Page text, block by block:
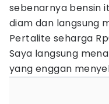
sebenarnya bensin
diam dan langsung
Pertalite seharga
Saya langsung
yang enggan